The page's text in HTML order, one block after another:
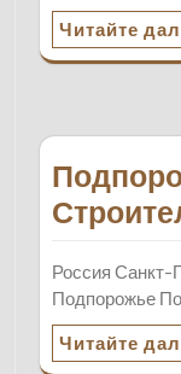
Читайте
Россия Санкт-
Подпорожье
Читайте